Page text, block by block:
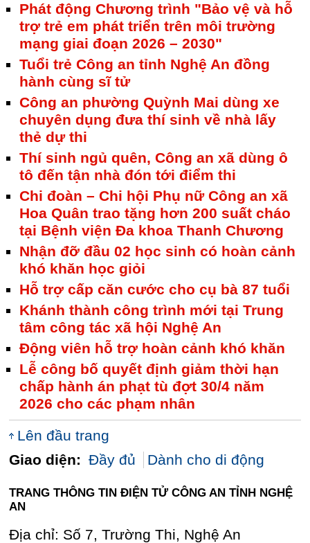
Phát động Chương trình "Bảo vệ và hỗ
trợ trẻ em phát triển trên môi trường
mạng giai đoạn 2026 – 2030"
Tuổi trẻ Công an tỉnh Nghệ An đồng
hành cùng sĩ tử
Công an phường Quỳnh Mai dùng xe
chuyên dụng đưa thí sinh về nhà lấy
thẻ dự thi
Thí sinh ngủ quên, Công an xã dùng ô
tô đến tận nhà đón tới điểm thi
Chi đoàn – Chi hội Phụ nữ Công an xã
Hoa Quân trao tặng hơn 200 suất cháo
tại Bệnh viện Đa khoa Thanh Chương
Nhận đỡ đầu 02 học sinh có hoàn cảnh
khó khăn học giỏi
Hỗ trợ cấp căn cước cho cụ bà 87 tuổi
Khánh thành công trình mới tại Trung
tâm công tác xã hội Nghệ An
Động viên hỗ trợ hoàn cảnh khó khăn
Lễ công bố quyết định giảm thời hạn
chấp hành án phạt tù đợt 30/4 năm
2026 cho các phạm nhân
Lên đầu trang
Giao diện: Đầy đủ Dành cho di động
TRANG THÔNG TIN ĐIỆN TỬ CÔNG AN TỈNH NGHỆ
AN
Địa chỉ: Số 7, Trường Thi, Nghệ An